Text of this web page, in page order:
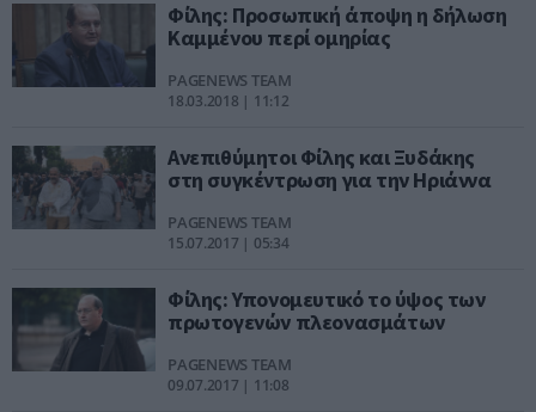
Φίλης: Προσωπική άποψη η δήλωση
Καμμένου περί ομηρίας
PAGENEWS TEAM
18.03.2018 | 11:12
Ανεπιθύμητοι Φίλης και Ξυδάκης
στη συγκέντρωση για την Ηριάννα
PAGENEWS TEAM
15.07.2017 | 05:34
Φίλης: Υπονομευτικό το ύψος των
πρωτογενών πλεονασμάτων
PAGENEWS TEAM
09.07.2017 | 11:08